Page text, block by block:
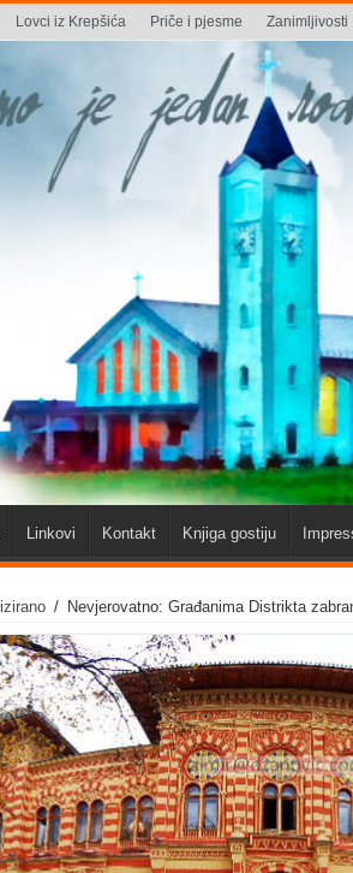
Lovci iz Krepšića Priče i pjesme Zanimljivosti
Linkovi Kontakt Knjiga gostiju
/ Nevjerovatno: Građanima Distrikta